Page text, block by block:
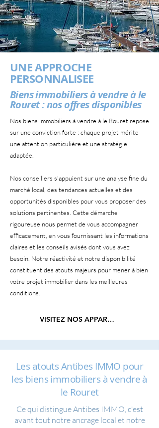
UNE APPROCHE
PERSONNALISEE
Biens immobiliers à vendre à le
Rouret : nos offres disponibles
Nos biens immobiliers à vendre à le Rouret repose
sur une conviction forte : chaque projet mérite
une attention particulière et une stratégie
adaptée.
Nos conseillers s'appuient sur une analyse fine du
marché local, des tendances actuelles et des
opportunités disponibles pour vous proposer des
solutions pertinentes. Cette démarche
rigoureuse nous permet de vous accompagner
efficacement, en vous fournissant les informations
claires et les conseils avisés dont vous avez
besoin. Notre réactivité et notre disponibilité
constituent des atouts majeurs pour mener à bien
votre projet immobilier dans les meilleures
conditions.
VISITEZ NOS APPARTEMENTS
Les atouts Antibes IMMO pour
les biens immobiliers à vendre à
le Rouret
Ce qui distingue Antibes IMMO, c'est
avant tout notre ancrage local et notre